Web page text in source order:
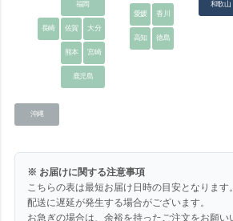
和歌山
香川
愛媛
徳島
高知
福岡
佐賀 大分
熊本
長崎
宮崎
鹿児島
沖縄
※ お届けに関する注意事項
こちらの表は最短お届け日時の目安となります
配送に遅延が発生する場合がございます。
お急ぎの場合は、余裕を持ったご注文をお願